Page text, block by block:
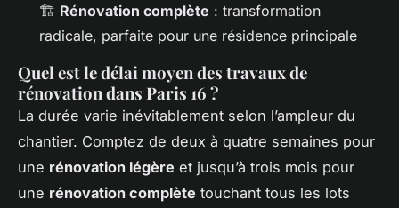
🏗️ Rénovation complète : transformation
radicale, parfaite pour une résidence principale
Quel est le délai moyen des travaux de
rénovation dans Paris 16 ?
La durée varie inévitablement selon l’ampleur du
chantier. Comptez de deux à quatre semaines pour
une rénovation légère et jusqu’à trois mois pour
une rénovation complète touchant tous les lots